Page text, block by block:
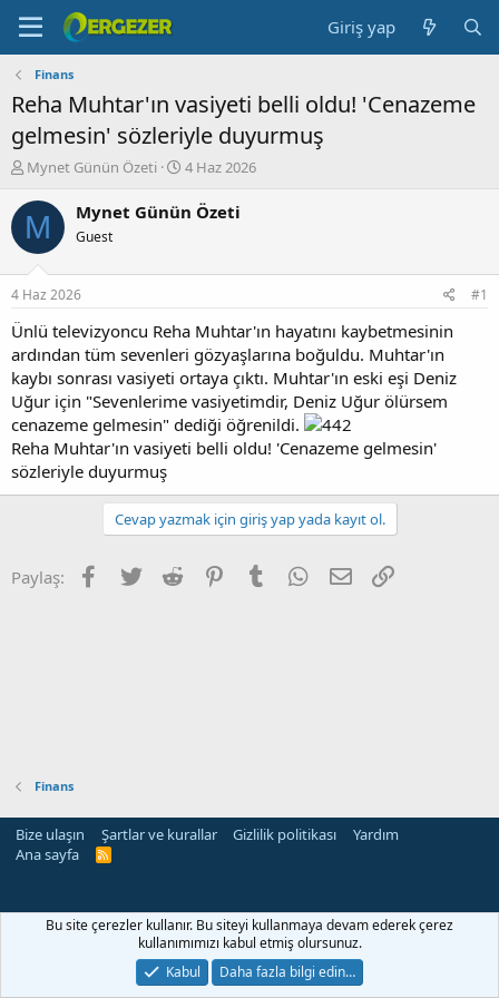
Giriş yap
Finans
Reha Muhtar'ın vasiyeti belli oldu! 'Cenazeme
gelmesin' sözleriyle duyurmuş
K
n
b
u
u
b
a
l
a
t
a
n
Mynet Günün Özeti
B
ş
ç
t
a
r
i
h
i
4 Haz 2026
M Mynet Günün Özeti
Guest
4 Haz 2026 #1
Ünlü televizyoncu Reha Muhtar'ın hayatını kaybetmesinin
ardından tüm sevenleri gözyaşlarına boğuldu. Muhtar'ın
kaybı sonrası vasiyeti ortaya çıktı. Muhtar'ın eski eşi Deniz
Uğur için "Sevenlerime vasiyetimdir, Deniz Uğur ölürsem
cenazeme gelmesin" dediği öğrenildi.
Reha Muhtar'ın vasiyeti belli oldu! 'Cenazeme gelmesin'
sözleriyle duyurmuş
Cevap yazmak için giriş yap yada kayıt ol.
Paylaş: Facebook
Twitter Reddit PinterestTumblr WhatsApp
E-posta
Finans
Bize ulaşın Şartlar ve kurallar Gizlilik politikası
Yardım
Ana sayfa
R
Bu site çerezler kullanır. Bu siteyi kullanmaya devam ederek çerez
kullanımımızı kabul etmiş olursunuz.
Kabul
Daha fazla bilgi edin…